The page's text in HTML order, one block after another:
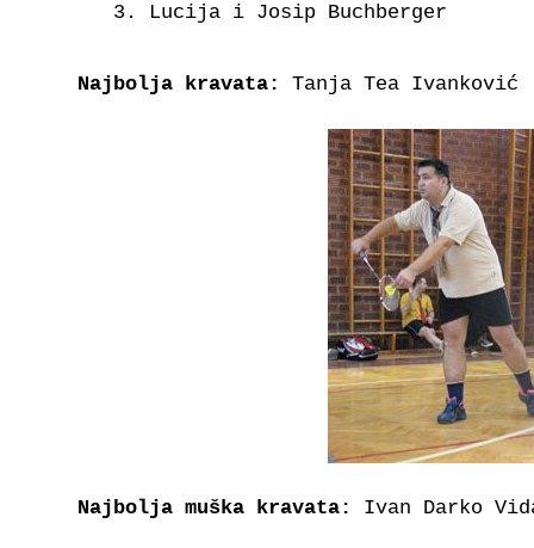
Lucija i Josip Buchberger
Najbolja kravata: Tanja Tea Ivanković
Najbolja muška kravata: Ivan Darko